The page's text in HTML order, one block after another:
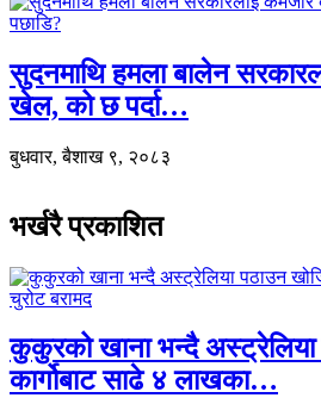
सुदनमाथि हमला बालेन
खेल, को छ पर्दा…
बुधवार, बैशाख ९, २०८३
भर्खरै प्रकाशित
कुकुरको खाना भन्दै अस्ट्रेलिया
कार्गोबाट साढे ४ लाखका…